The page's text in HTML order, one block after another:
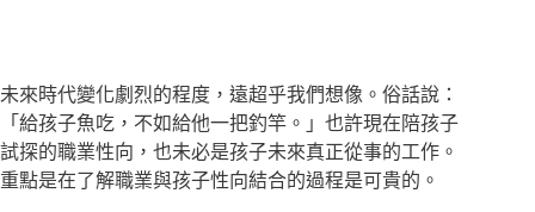
未來時代變化劇烈的程度，遠超乎我們想像。俗話說：
「給孩子魚吃，不如給他一把釣竿。」也許現在陪孩子
試探的職業性向，也未必是孩子未來真正從事的工作。
重點是在了解職業與孩子性向結合的過程是可貴的。